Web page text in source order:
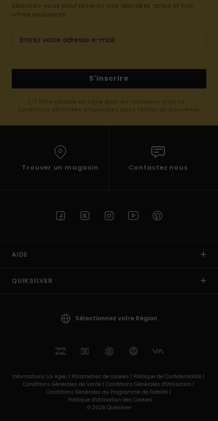
Abonnez-vous pour recevoir nos dernières actus et nos
offres exclusives.
S'inscrire
(*) Offre valable en ligne pour les nouveaux inscrits -
Conditions détaillées disponibles dans l'email de bienvenue
Trouver un magasin Contactez nous
AIDE
QUIKSILVER
Sélectionnez votre Région
Informations Loi Agec | Paramètres de cookies | Politique de Confidentialité |
Conditions Générales de Vente | Conditions Générales d'Utilisation |
Conditions Générales du Programme de Fidélité |
Politique d'Utilisation des Cookies
© 2026 Quiksilver